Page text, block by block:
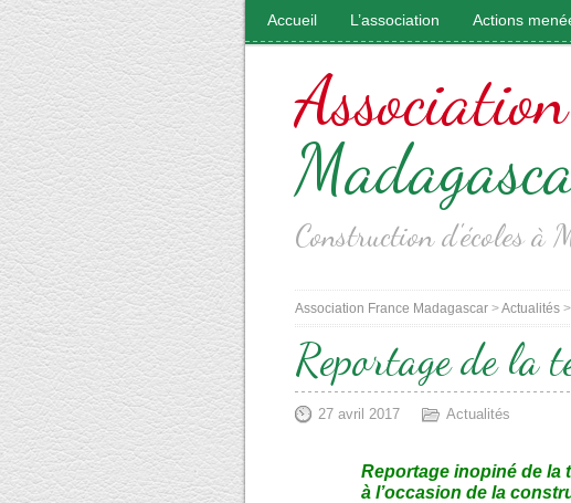
Accueil L’association Actions
Association
Construction d'écoles
Association France Madagascar >Actualités >
Reportage de la
27 avril 2017 Actualités
Reportage inopiné de la
à l’occasion de la